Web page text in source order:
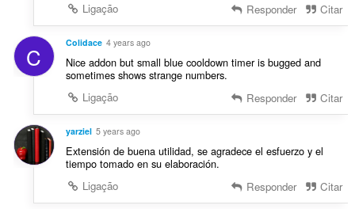
Ligação
Responder Citar
C Colidace 4 years ago
Nice addon but small blue cooldown timer is bugged and
sometimes shows strange numbers.
Ligação
Responder Citar
yarziel 5 years ago
Extensión de buena utilidad, se agradece el esfuerzo y el
tiempo tomado en su elaboración.
Ligação
Responder Citar